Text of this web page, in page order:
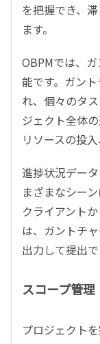
を把握でき、
ます。
OBPMでは、
能です。ガン
れ、個々のタ
ジェクト全体
リソースの投
進捗状況デー
まざまなシー
クライアント
は、ガントチ
出力して提出で
スコープ管理
プロジェクト